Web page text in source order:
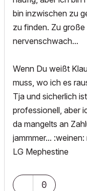
bin inzwischen zu
zu finden. Zu
nervenschwach...
Wenn Du weißt
muss, wo ich es
Tja und sicherlich
professionell, aber
da mangelts an
jammmer...
LG Mephestine
0